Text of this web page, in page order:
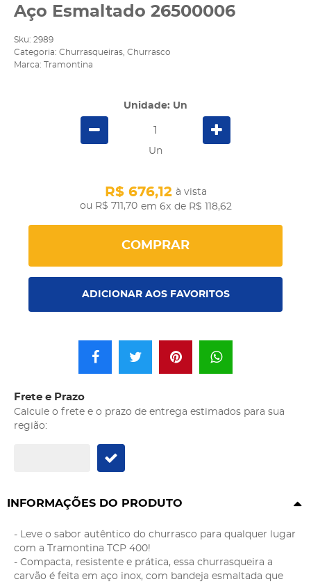
Aço Esmaltado 26500006
Sku: 2989
Categoria: Churrasqueiras Churrasco
Marca:
Tramontina
Unidade: Un
Un
R$ 711,70
R$ 676,12 à vista
em 6x de R$ 118,62
COMPRAR
ADICIONAR AOS FAVORITOS
Frete e Prazo
Calcule o frete e o prazo de entrega estimados para sua
região:
INFORMAÇÕES DO PRODUTO
- Leve o sabor autêntico do churrasco para qualquer lugar
com a Tramontina TCP 400!
- Compacta, resistente e prática, essa churrasqueira a
carvão é feita em aço inox, com bandeja esmaltada que